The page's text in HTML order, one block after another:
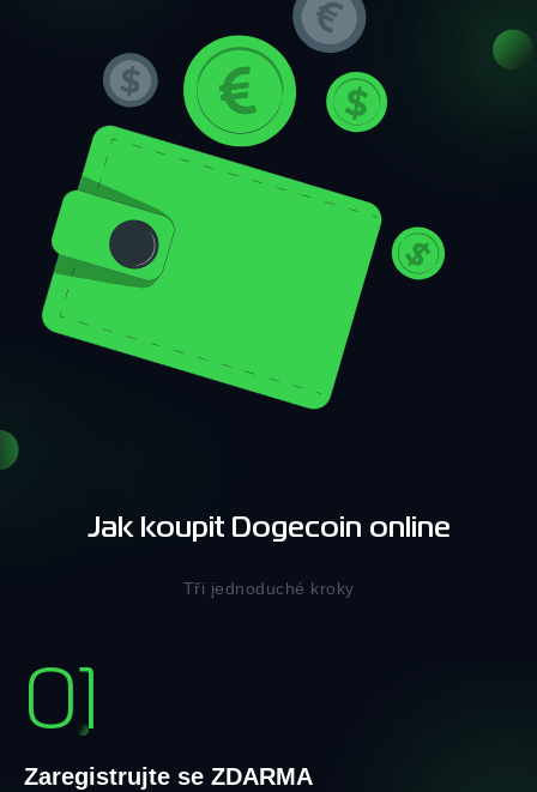
Jak koupit Dogecoin online
Tři jednoduché kroky
01
Zaregistrujte se ZDARMA